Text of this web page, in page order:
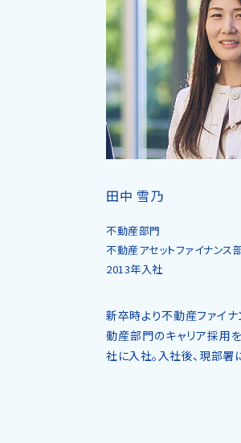
田中 雪乃
不動産部門
不動産アセットファイナンス
2013年入社
新卒時より不動産ファイ
動産部門のキャリア採用
社に入社。入社後、現部署